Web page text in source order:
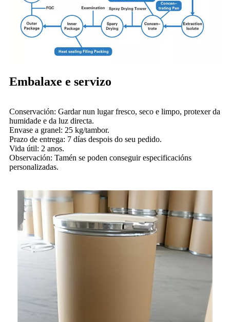
Embalaxe e servizo
Conservación: Gardar nun lugar fresco, seco e limpo, protexer da
humidade e da luz directa.
Envase a granel: 25 kg/tambor.
Prazo de entrega: 7 días despois do seu pedido.
Vida útil: 2 anos.
Observación: Tamén se poden conseguir especificacións
personalizadas.